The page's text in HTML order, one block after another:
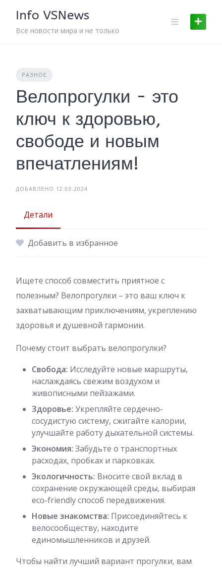
content
Info VSNews
Все новости мира и не только
РАЗНОЕ
Велопрогулки - это
ключ к здоровью,
свободе и новым
впечатлениям!
ДОБАВЛЕНО 12.03.2024
Детали
Добавить в избранное
Ищете способ совместить приятное с
полезным? Велопрогулки – это ваш ключ к
захватывающим приключениям, укреплению
здоровья и душевной гармонии.
Почему стоит выбрать велопрогулки?
Свобода: Исследуйте новые маршруты,
наслаждаясь свежим воздухом и
живописными пейзажами.
Здоровье: Укрепляйте сердечно-
сосудистую систему, сжигайте калории,
улучшайте работу дыхательной системы.
Экономия: Забудьте о транспортных
расходах, пробках и парковках.
Экологичность: Вносите свой вклад в
сохранение окружающей среды, выбирая
eco-friendly способ передвижения.
Новые знакомства: Присоединяйтесь к
велосообществу, находите
единомышленников и друзей.
Чтобы найти лучший вариант прогулки, вам